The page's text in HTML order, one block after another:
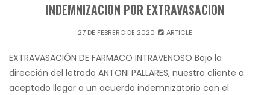
INDEMNIZACION POR EXTRAVASACION
27 DE FEBRERO DE 2020 ARTICLE
EXTRAVASACIÓN DE FARMACO INTRAVENOSO Bajo la
dirección del letrado ANTONI PALLARES, nuestra cliente a
aceptado llegar a un acuerdo indemnizatorio con el